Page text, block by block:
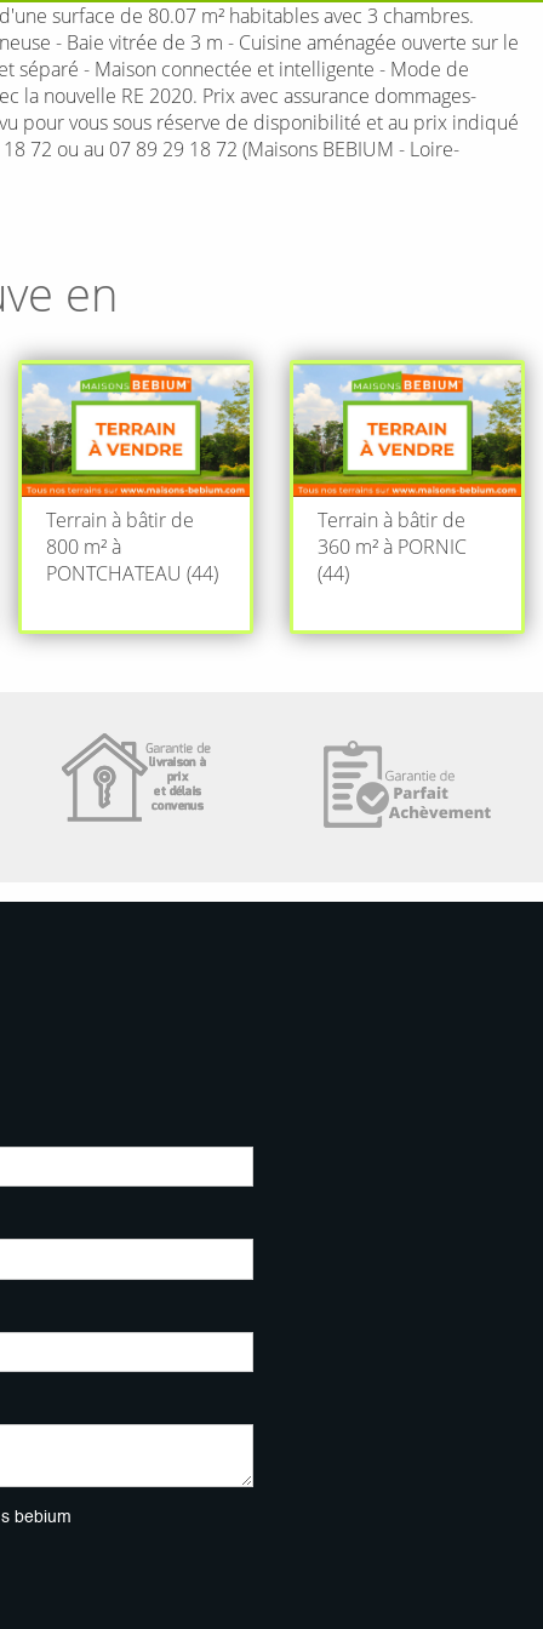
surface de 80.07 m² habitables avec 3 chambres.
- Baie vitrée de 3 m - Cuisine aménagée ouverte sur le
séparé - Maison connectée et intelligente - Mode de
la nouvelle RE 2020. Prix avec assurance dommages-
pour vous sous réserve de disponibilité et au prix indiqué
72 ou au 07 89 29 18 72 (Maisons BEBIUM - Loire-
en
Terrain à bâtir de
800 m² à
PONTCHATEAU (44)
Terrain à bâtir de
360 m² à PORNIC
(44)
bebium